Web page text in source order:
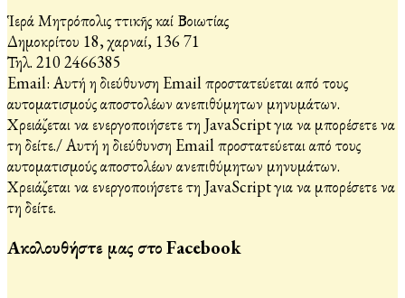
Ἱερά Μητρόπολις Ἀττικῆς καί Βοιωτίας
Δημοκρίτου 18, Ἀχαρναί, 136 71
Τηλ. 210 2466385
Email: Αυτή η διεύθυνση Email προστατεύεται από τους
αυτοματισμούς αποστολέων ανεπιθύμητων μηνυμάτων.
Χρειάζεται να ενεργοποιήσετε τη JavaScript για να μπορέσετε να
τη δείτε./Αυτή η διεύθυνση Email προστατεύεται από τους
αυτοματισμούς αποστολέων ανεπιθύμητων μηνυμάτων.
Χρειάζεται να ενεργοποιήσετε τη JavaScript για να μπορέσετε να
τη δείτε.
Ακολουθήστε μας στο Facebook